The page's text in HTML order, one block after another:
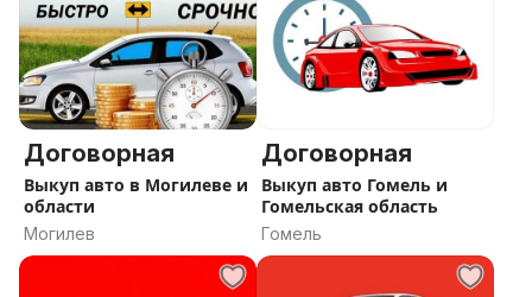
Договорная
Выкуп авто в Могилеве и
области
Могилев
Договорная
Выкуп авто Гомель и
Гомельская область
Гомель